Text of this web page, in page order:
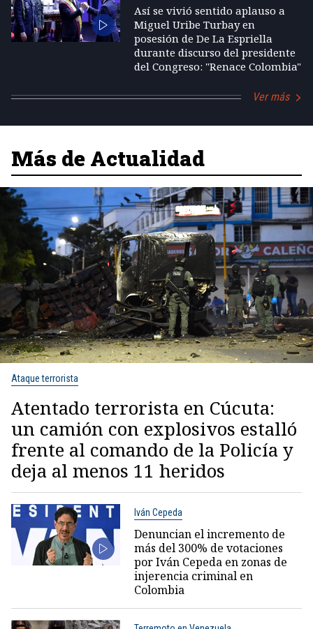
Así se vivió sentido aplauso a
Miguel Uribe Turbay en
posesión de De La Espriella
durante discurso del presidente
del Congreso: "Renace Colombia"
Ver más
Más de Actualidad
Ataque terrorista
Atentado terrorista en Cúcuta:
un camión con explosivos estalló
frente al comando de la Policía y
deja al menos 11 heridos
Iván Cepeda
Denuncian el incremento de
más del 300% de votaciones
por Iván Cepeda en zonas de
injerencia criminal en
Colombia